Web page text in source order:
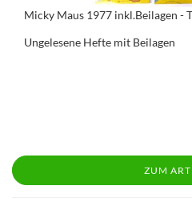
Micky Maus 1977 inkl.Beilagen -
Ungelesene Hefte mit Beilagen
ZUM